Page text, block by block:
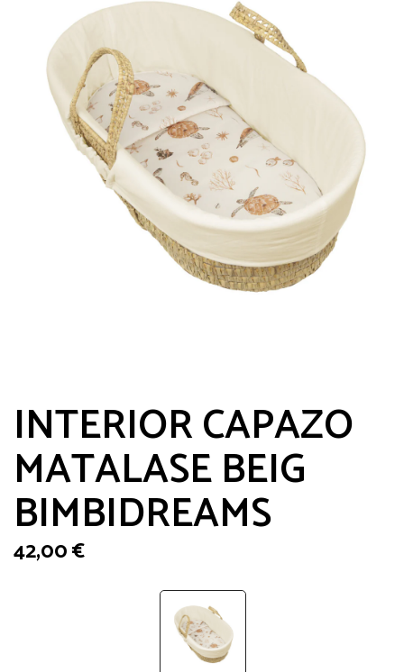
INTERIOR CAPAZO
MATALASE BEIG
BIMBIDREAMS
42,00€